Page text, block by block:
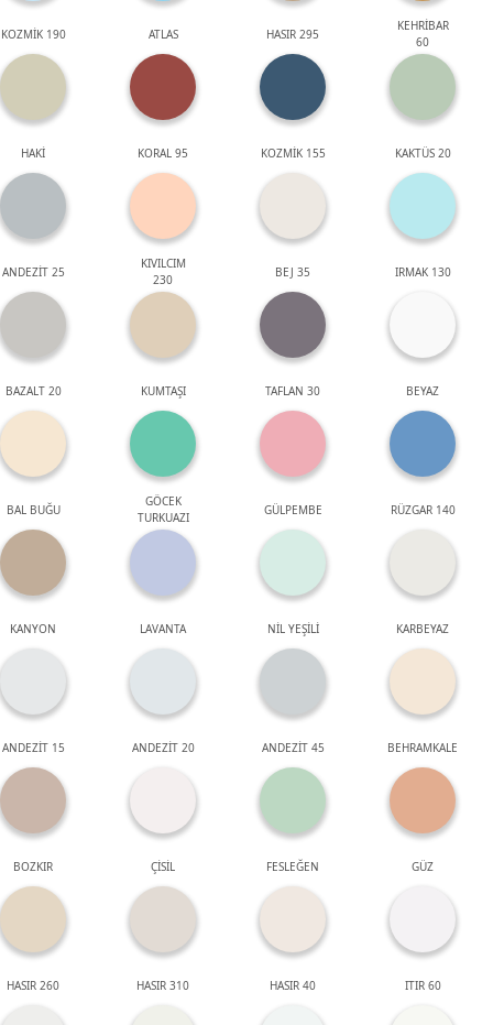
KOZMİK 190 ATLAS HASIR 295
KEHRİBAR
60
HAKİ KORAL 95 KOZMİK 155 KAKTÜS 20
ANDEZİT 25
KIVILCIM
230
BEJ 35 IRMAK 130
BAZALT 20 KUMTAŞI TAFLAN 30 BEYAZ
BAL BUĞU
GÖCEK
TURKUAZI
GÜLPEMBE RÜZGAR 140
KANYON LAVANTA NİL YEŞİLİ KARBEYAZ
ANDEZİT 15 ANDEZİT 20 ANDEZİT 45 BEHRAMKALE
BOZKIR ÇİSİL FESLEĞEN GÜZ
HASIR 260 HASIR 310 HASIR 40 ITIR 60